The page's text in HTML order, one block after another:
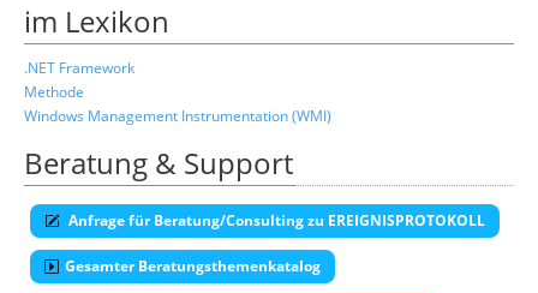
im Lexikon
.NET Framework
Methode
Windows Management Instrumentation (WMI)
Beratung & Support
Anfrage für Beratung/Consulting zu EREIGNISPROTOKOLL
Gesamter Beratungsthemenkatalog